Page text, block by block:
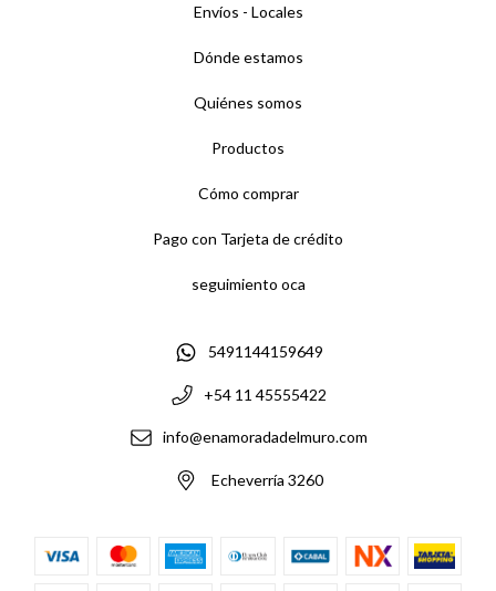
Envíos - Locales
Dónde estamos
Quiénes somos
Productos
Cómo comprar
Pago con Tarjeta de crédito
seguimiento oca
5491144159649
+54 11 45555422
info@enamoradadelmuro.com
Echeverría 3260